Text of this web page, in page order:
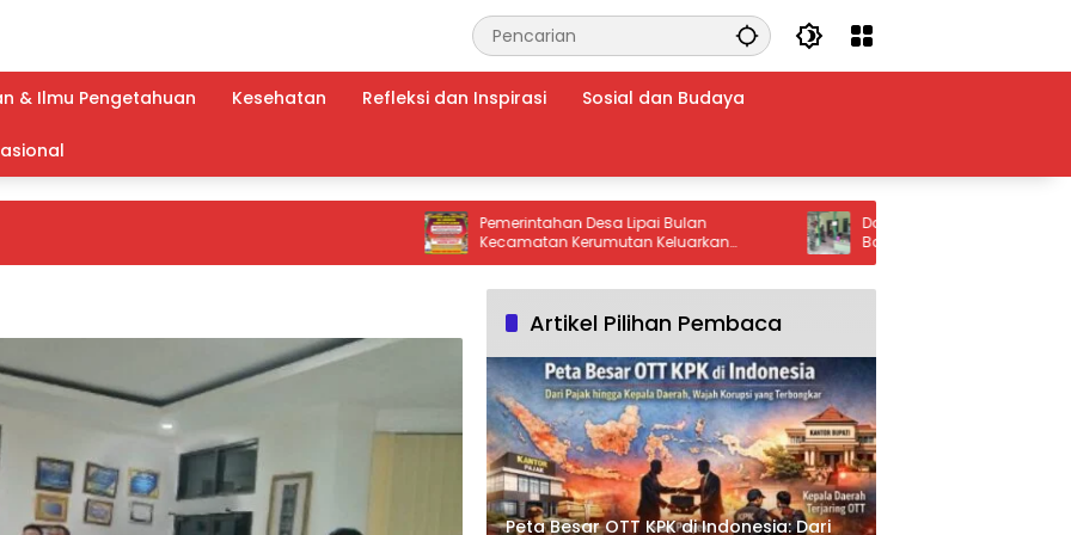
& Ilmu Pengetahuan Kesehatan Refleksi dan Inspirasi Sosial dan Budaya
Pemerintahan Desa Lipai Bulan
Kecamatan Kerumutan Keluarkan
Peringatan Keras: Stop Setrum Ikan dan
Dari Rumah Rapuh Menjadi
Baru, Senyum Ibu Jumsina Menjadi
Makna TMMD bagi Warga Batu Bara
Artikel Pilihan Pembaca
Peta Besar OTT KPK di Indonesia: Dari